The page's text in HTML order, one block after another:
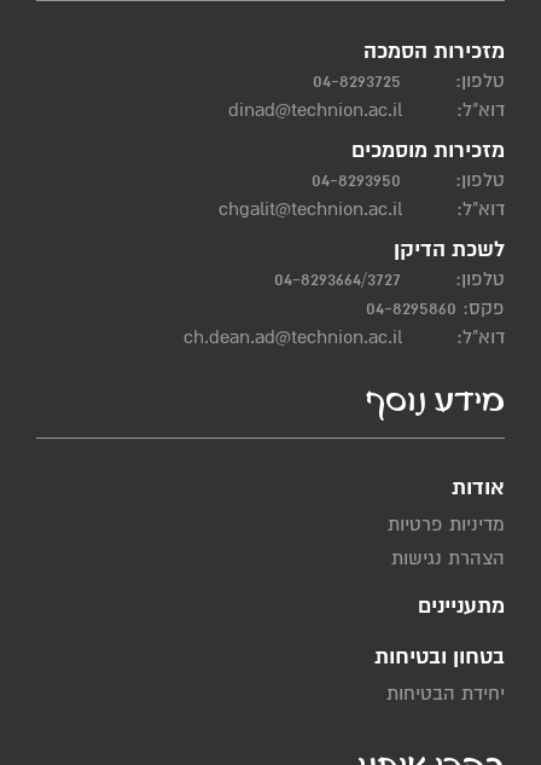
מזכירות הסמכה
טלפון:
04-8293725
דוא"ל:
dinad@technion.ac.il
מזכירות מוסמכים
טלפון:
04-8293950
דוא"ל:
chgalit@technion.ac.il
לשכת הדיקן
טלפון:
04-8293664/3727
פקס: 04-8295860
דוא"ל:
ch.dean.ad@technion.ac.il
מידע נוסף
אודות
מדיניות פרטיות
הצהרת נגישות
מתעניינים
בטחון ובטיחות
יחידת הבטיחות